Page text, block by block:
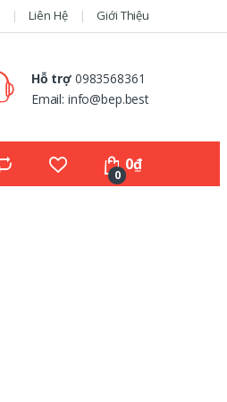
Liên Hệ Giới Thiệu
Hỗ trợ0983568361
Email: info@bep.best
0
0₫